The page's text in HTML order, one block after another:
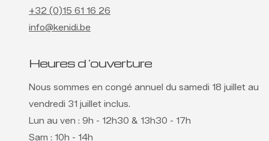
+32 (0)15 61 16 26
info@kenidi.be
Heures d 'ouverture
Nous sommes en congé annuel du samedi 18 juillet au
vendredi 31 juillet inclus.
Lun au ven : 9h - 12h30 & 13h30 - 17h
Sam : 10h - 14h